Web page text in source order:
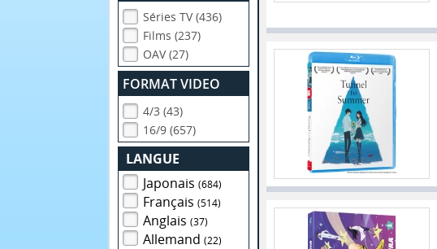
Séries TV (436)
Films (237)
OAV (27)
FORMAT VIDEO
4/3 (43)
16/9 (657)
LANGUE
Japonais(684)
Français(514)
Anglais(37)
Allemand(22)